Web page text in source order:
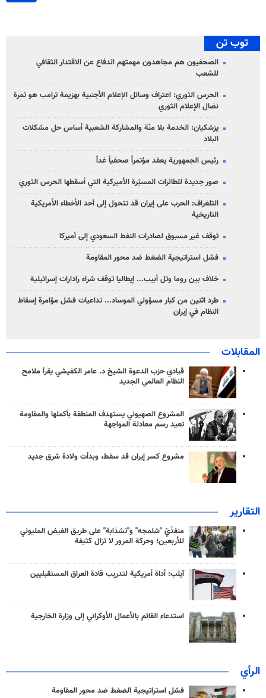
توب تن
الصحفيون هم مجاهدون مهمتهم الدفاع عن الاقتدار الثقافي
للشعب
الحرس الثوري: اعتراف وسائل الإعلام الأجنبية بهزيمة ترامب هو ثمرة
نضال الإعلام الثوري
پزشکیان: الخدمة بلا منّة والمشاركة الشعبية أساس حل مشكلات
البلاد
رئيس الجمهورية يعقد مؤتمراً صحفياً غداً
صور جديدة للطائرات المسيّرة الأميركية التي أسقطها الحرس الثوري
التلغراف: الحرب على إيران قد تتحول إلى أحد الأخطاء الأمريكية
التاريخية
توقف غير مسبوق لصادرات النفط السعودي إلى أميركا
فشل استراتيجية الضغط ضد محور المقاومة
خلاف بين روما وتل أبيب... إيطاليا توقف شراء رادارات إسرائيلية
طرد اثنين من كبار مسؤولي الموساد... تداعيات فشل مؤامرة إسقاط
النظام في إيران
المقابلات
قيادي حزب الدعوة الشيخ د. عامر الكفيشي يقرأ ملامح
النظام العالمي الجديد
المشروع الصهيوني يستهدف المنطقة بأكملها والمقاومة
تعيد رسم معادلة المواجهة
مشروع كسر إيران قد سقط، وبدأت ولادة شرق جديد
التقارير
منفذَيّ "شلمجه" و"تشذابة" على طريق الفيض المليوني
للأربعين؛ وحركة المرور لا تزال كثيفة
آيلب: أداة أمريكية لتدريب قادة العراق المستقبليين
استدعاء القائم بالأعمال الأوكراني إلى وزارة الخارجية
الرأي
فشل استراتيجية الضغط ضد محور المقاومة